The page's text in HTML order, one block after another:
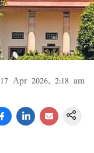
17 Apr 2026, 2:18 am